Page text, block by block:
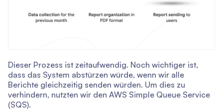
Dieser Prozess ist zeitaufwendig. Noch wichtiger ist,
dass das System abstürzen würde, wenn wir alle
Berichte gleichzeitig senden würden. Um dies zu
verhindern, nutzten wir den AWS Simple Queue Service
(SQS).